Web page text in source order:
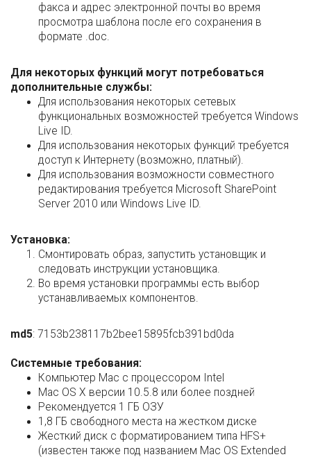
факса и адрес электронной почты во время
просмотра шаблона после его сохранения в
формате .doc.
Для некоторых функций могут потребоваться
дополнительные службы:
Для использования некоторых сетевых
функциональных возможностей требуется Windows
Live ID.
Для использования некоторых функций требуется
доступ к Интернету (возможно, платный).
Для использования возможности совместного
редактирования требуется Microsoft SharePoint
Server 2010 или Windows Live ID.
Установка:
Смонтировать образ, запустить установщик и
следовать инструкции установщика.
Во время установки программы есть выбор
устанавливаемых компонентов.
md5: 7153b238117b2bee15895fcb391bd0da
Системные требования:
Компьютер Mac с процессором Intel
Mac OS X версии 10.5.8 или более поздней
Рекомендуется 1 ГБ ОЗУ
1,8 ГБ свободного места на жестком диске
Жесткий диск с форматированием типа HFS+
(известен также под названием Mac OS Extended